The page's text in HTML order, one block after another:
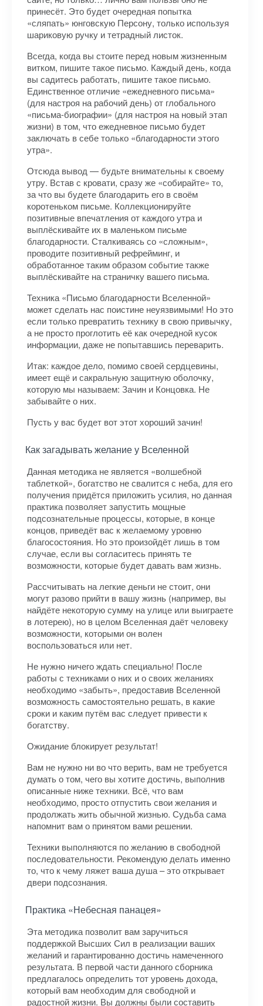
принесёт. Это будет очередная попытка
«сляпать» юнговскую Персону, только используя
шариковую ручку и тетрадный листок.
Всегда, когда вы стоите перед новым жизненным
витком, пишите такое письмо. Каждый день, когда
вы садитесь работать, пишите такое письмо.
Единственное отличие «ежедневного письма»
(для настроя на рабочий день) от глобального
«письма-биографии» (для настроя на новый этап
жизни) в том, что ежедневное письмо будет
заключать в себе только «благодарности этого
утра».
Отсюда вывод — будьте внимательны к своему
утру. Встав с кровати, сразу же «собирайте» то,
за что вы будете благодарить его в своём
коротеньком письме. Коллекционируйте
позитивные впечатления от каждого утра и
выплёскивайте их в маленьком письме
благодарности. Сталкиваясь со «сложным»,
проводите позитивный рефрейминг, и
обработанное таким образом событие также
выплёскивайте на страничку вашего письма.
Техника «Письмо благодарности Вселенной»
может сделать нас поистине неуязвимыми! Но это
если только превратить технику в свою привычку,
а не просто проглотить её как очередной кусок
информации, даже не попытавшись переварить.
Итак: каждое дело, помимо своей сердцевины,
имеет ещё и сакральную защитную оболочку,
которую мы называем: Зачин и Концовка. Не
забывайте о них.
Пусть у вас будет вот этот хороший зачин!
Как загадывать желание у Вселенной
Данная методика не является «волшебной
таблеткой», богатство не свалится с неба, для его
получения придётся приложить усилия, но данная
практика позволяет запустить мощные
подсознательные процессы, которые, в конце
концов, приведёт вас к желаемому уровню
благосостояния. Но это произойдёт лишь в том
случае, если вы согласитесь принять те
возможности, которые будет давать вам жизнь.
Рассчитывать на легкие деньги не стоит, они
могут разово прийти в вашу жизнь (например, вы
найдёте некоторую сумму на улице или выиграете
в лотерею), но в целом Вселенная даёт человеку
возможности, которыми он волен
воспользоваться или нет.
Не нужно ничего ждать специально! После
работы с техниками о них и о своих желаниях
необходимо «забыть», предоставив Вселенной
возможность самостоятельно решать, в какие
сроки и каким путём вас следует привести к
богатству.
Ожидание блокирует результат!
Вам не нужно ни во что верить, вам не требуется
думать о том, чего вы хотите достичь, выполнив
описанные ниже техники. Всё, что вам
необходимо, просто отпустить свои желания и
продолжать жить обычной жизнью. Судьба сама
напомнит вам о принятом вами решении.
Техники выполняются по желанию в свободной
последовательности. Рекомендую делать именно
то, что к чему ляжет ваша душа – это открывает
двери подсознания.
Практика «Небесная панацея»
Эта методика позволит вам заручиться
поддержкой Высших Сил в реализации ваших
желаний и гарантированно достичь намеченного
результата. В первой части данного сборника
предлагалось определить тот уровень дохода,
который вам необходим для свободной и
радостной жизни. Вы должны были составить